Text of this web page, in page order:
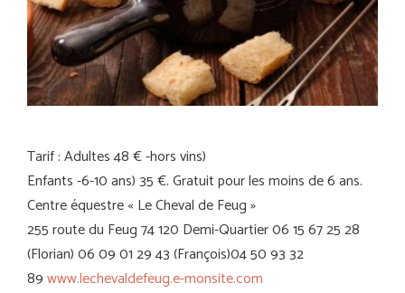
Tarif : Adultes 48 € -hors vins)
Enfants -6-10 ans) 35 €. Gratuit pour les moins de 6 ans.
Centre équestre « Le Cheval de Feug »
255 route du Feug 74 120 Demi-Quartier 06 15 67 25 28
(Florian) 06 09 01 29 43 (François)04 50 93 32
89www.lechevaldefeug.e-monsite.com